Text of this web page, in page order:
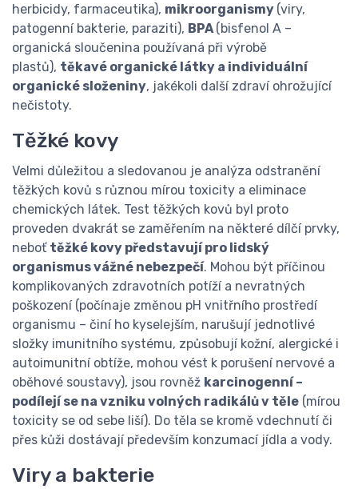
herbicidy, farmaceutika), mikroorganismy (viry,
patogenní bakterie, paraziti), BPA (bisfenol A –
organická sloučenina používaná při výrobě
plastů), těkavé organické látky a individuální
organické složeniny, jakékoli další zdraví ohrožující
nečistoty.
Těžké kovy
Velmi důležitou a sledovanou je analýza odstranění
těžkých kovů s různou mírou toxicity a eliminace
chemických látek. Test těžkých kovů byl proto
proveden dvakrát se zaměřením na některé dílčí prvky,
neboť těžké kovy představují pro lidský
organismus vážné nebezpečí. Mohou být příčinou
komplikovaných zdravotních potíží a nevratných
poškození (počínaje změnou pH vnitřního prostředí
organismu – činí ho kyselejším, narušují jednotlivé
složky imunitního systému, způsobují kožní, alergické i
autoimunitní obtíže, mohou vést k porušení nervové a
oběhové soustavy), jsou rovněž karcinogenní –
podílejí se na vzniku volných radikálů v těle (mírou
toxicity se od sebe liší). Do těla se kromě vdechnutí či
přes kůži dostávají především konzumací jídla a vody.
Viry a bakterie